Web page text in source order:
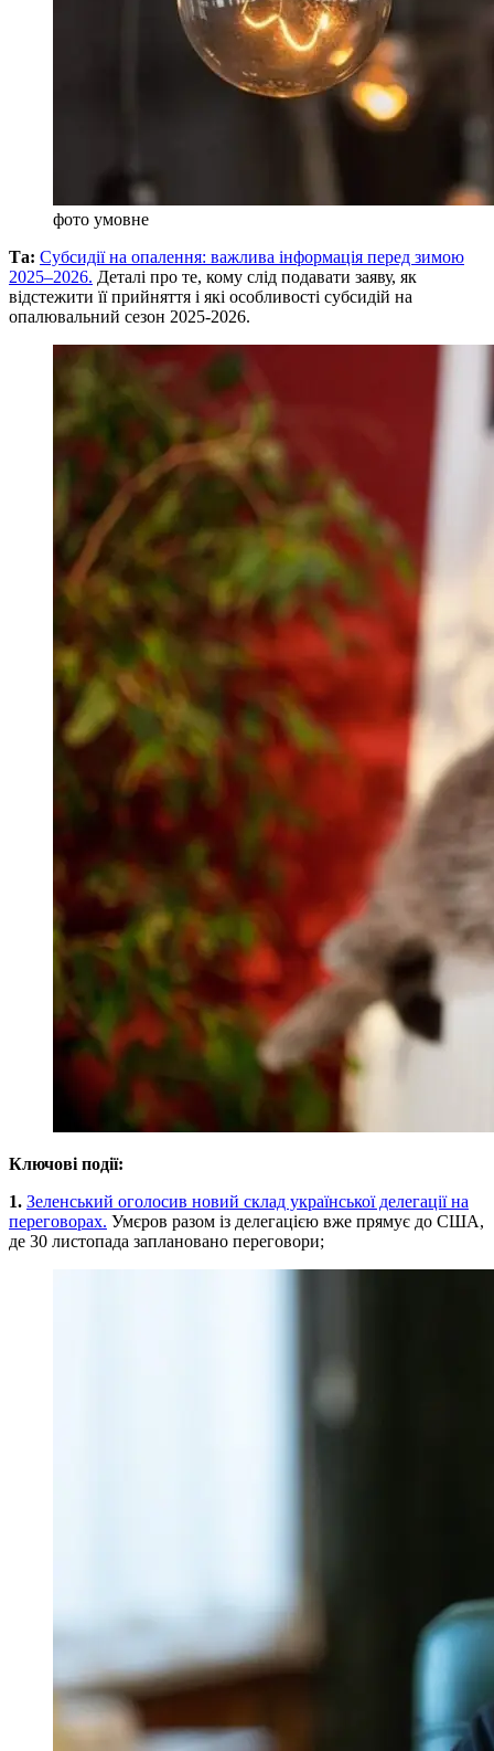
фото умовне
Та: Субсидії на опалення: важлива інформація перед зимою
2025–2026. Деталі про те, кому слід подавати заяву, як
відстежити її прийняття і які особливості субсидій на
опалювальний сезон 2025-2026.
Ключові події:
1. Зеленський оголосив новий склад української делегації на
переговорах. Умєров разом із делегацією вже прямує до США,
де 30 листопада заплановано переговори;